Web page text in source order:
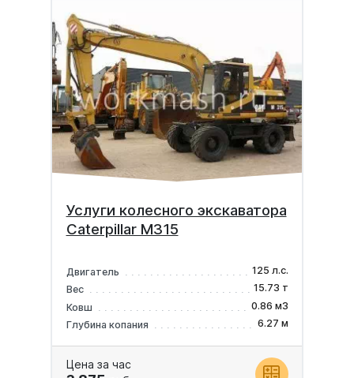
Услуги колесного экскаватора
Caterpillar M315
Двигатель
125 л.с.
Вес
15.73 т
Ковш
0.86 м3
Глубина копания
6.27 м
Цена за час